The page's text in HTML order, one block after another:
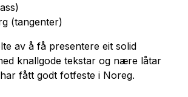
(tangenter)
av å få presentere eit solid
knallgode tekstar og nære låtar
fått godt fotfeste i Noreg.